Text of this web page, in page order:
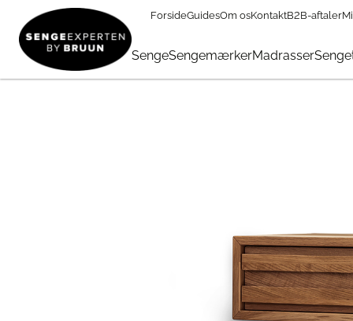
ForsideGuidesOm osKontaktB2B-aftaler
SengeSengemærkerMadrasser
FØDSELSDAG → Tilbehør I Tilbud → Jensen®